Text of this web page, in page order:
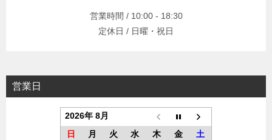
営業時間 / 10:00 - 18:30
定休日 / 日曜・祝日
営業日
2026年 8月
日
月 火 水 木 金
土